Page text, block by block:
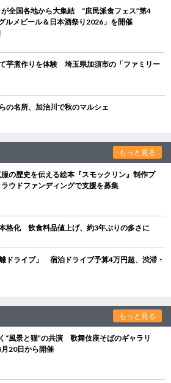
全国各地から大集結 “庶民派食フェス”第4
ルメビール＆日本酒祭り2026」を開催
芋煮作りを体験 埼玉県加須市の「ファミリー
の名所、加治川で秋のマルシェ
もっと見る
の歴史を伝える絵本『スモックリン』制作プ
ウドファンディングで支援を募集
格化 飲食料品値上げ、約3年ぶりの多さに
ドライブ」 宿泊ドライブ予算4万円超、渋滞・
もっと見る
“風景と猫”の共演 歌舞伎座そばのギャラリ
20日から開催